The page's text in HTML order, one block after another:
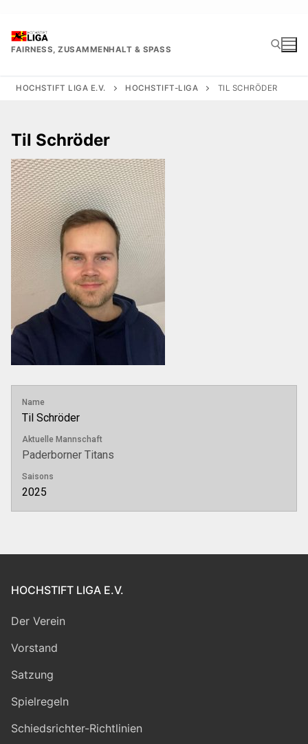
springen
FAIRNESS, ZUSAMMENHALT & SPASS
HOCHSTIFT LIGA E.V. HOCHSTIFT-LIGA TIL SCHRÖDER
Til Schröder
Name
Til Schröder
Aktuelle Mannschaft
Paderborner Titans
Saisons
2025
HOCHSTIFT LIGA E.V.
Der Verein
Vorstand
Satzung
Spielregeln
Schiedsrichter-Richtlinien